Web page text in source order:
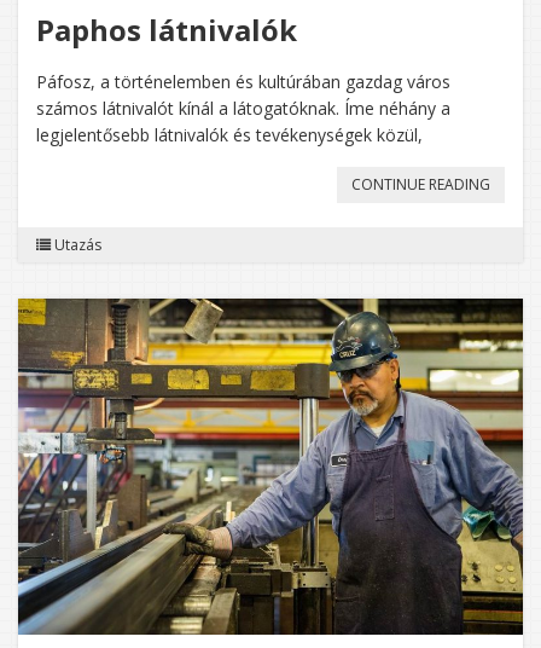
Paphos látnivalók
Páfosz, a történelemben és kultúrában gazdag város
számos látnivalót kínál a látogatóknak. Íme néhány a
legjelentősebb látnivalók és tevékenységek közül,
CONTINUE READING
Utazás